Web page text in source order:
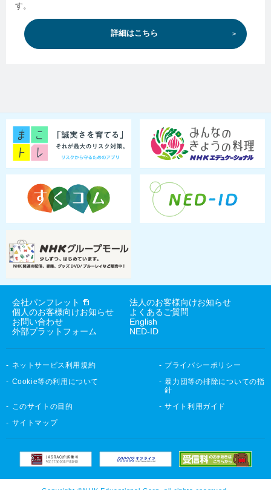
す。
詳細はこちら
会社パンフレット
法人のお客様向けお知らせ
個人のお客様向けお知らせ
よくあるご質問
お問い合わせ
English
外部プラットフォーム
NED-ID
ネットサービス利用規約
プライバシーポリシー
Cookie等の利用について
暴力団等の排除についての指
針
このサイトの目的
サイト利用ガイド
サイトマップ